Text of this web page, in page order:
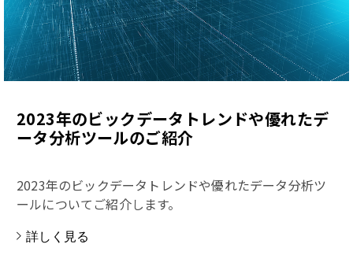
2023年のビックデータトレンドや優れたデ
ータ分析ツールのご紹介
2023年のビックデータトレンドや優れたデータ分析ツ
ールについてご紹介します。
詳しく見る